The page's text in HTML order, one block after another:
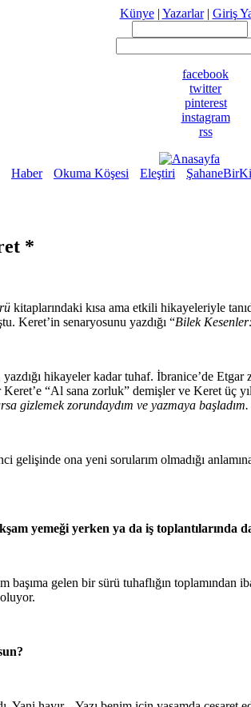
Künye| Yazarlar| Giriş
facebook
twitter
pinterest
instagram
rss
Haber Okuma Köşesi Eleştiri
*
kitaplarındaki kısa ama etkili hikayeleriyle
Keret’in senaryosunu yazdığı “Bilek
hikayeler kadar tuhaf. İbranice’de
“Al sana zorluk” demişler ve Keret üç
gizlemek zorundaydım ve yazmaya
gelişinde ona yeni sorularım olmadığı
yemeği yerken ya da iş toplantılarında
başıma gelen bir sürü tuhaflığın